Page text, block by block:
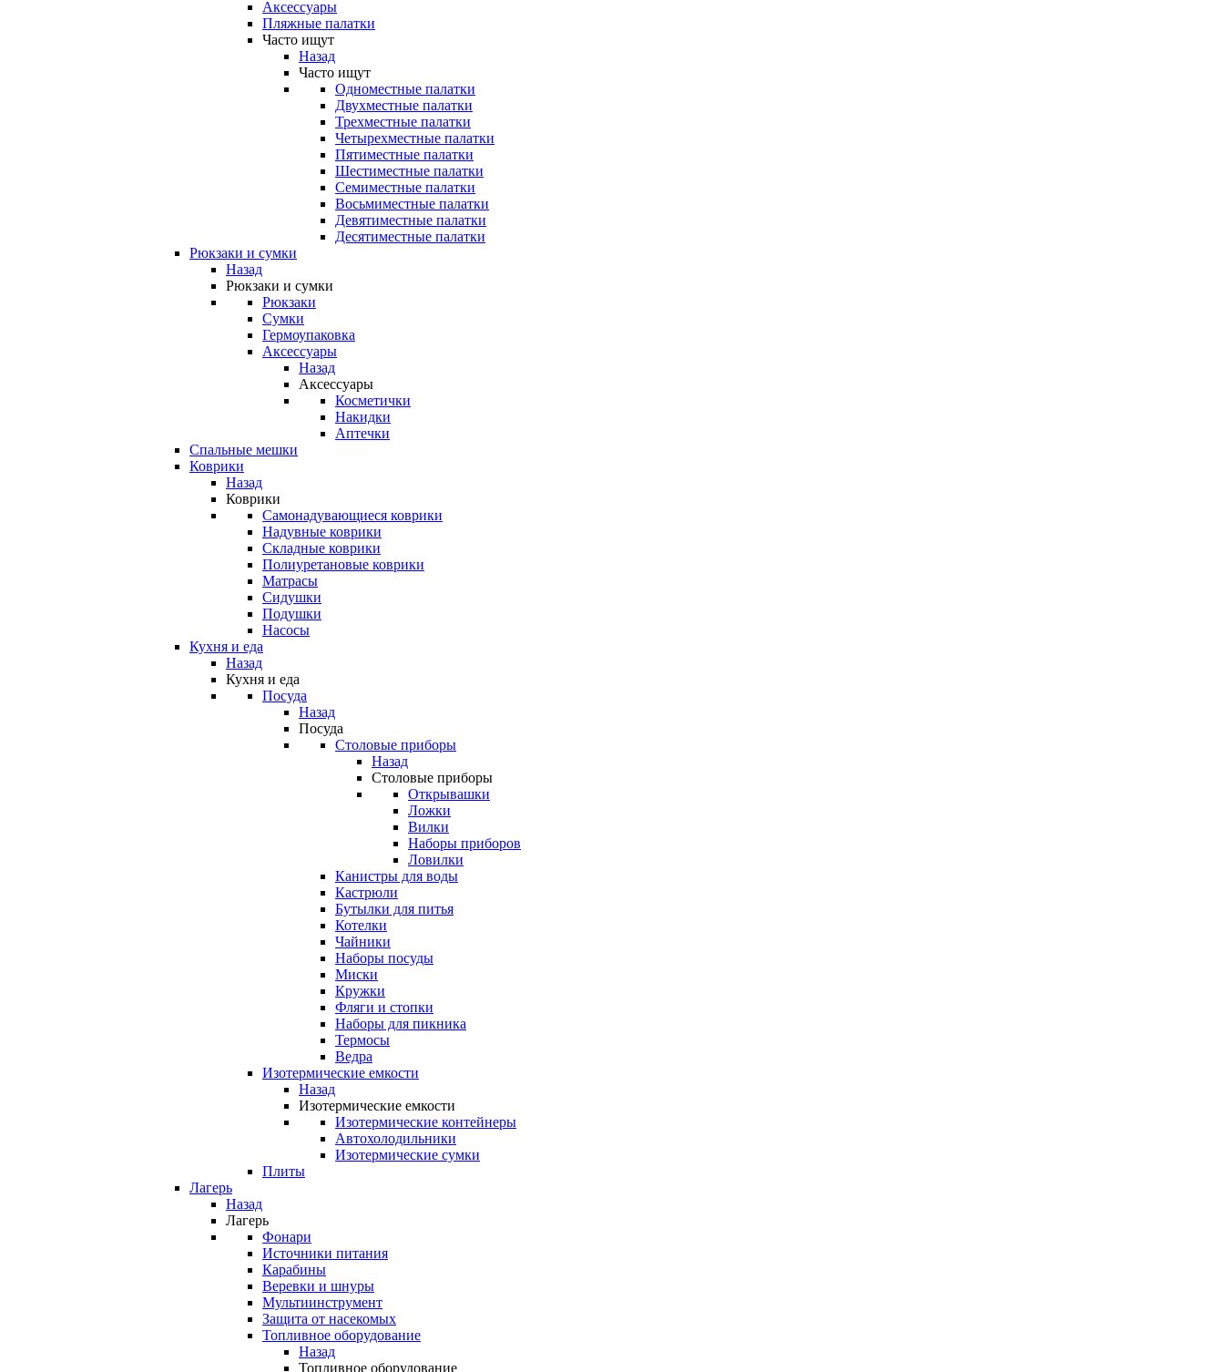
Аксессуары
Пляжные палатки
Часто ищут
Назад
Часто ищут
Одноместные палатки
Двухместные палатки
Трехместные палатки
Четырехместные палатки
Пятиместные палатки
Шестиместные палатки
Семиместные палатки
Восьмиместные палатки
Девятиместные палатки
Десятиместные палатки
Рюкзаки и сумки
Назад
Рюкзаки и сумки
Рюкзаки
Сумки
Гермоупаковка
Аксессуары
Назад
Аксессуары
Косметички
Накидки
Аптечки
Спальные мешки
Коврики
Назад
Коврики
Самонадувающиеся коврики
Надувные коврики
Складные коврики
Полиуретановые коврики
Матрасы
Сидушки
Подушки
Насосы
Кухня и еда
Назад
Кухня и еда
Посуда
Назад
Посуда
Столовые приборы
Назад
Столовые приборы
Открывашки
Ложки
Вилки
Наборы приборов
Ловилки
Канистры для воды
Кастрюли
Бутылки для питья
Котелки
Чайники
Наборы посуды
Миски
Кружки
Фляги и стопки
Наборы для пикника
Термосы
Ведра
Изотермические емкости
Назад
Изотермические емкости
Изотермические контейнеры
Автохолодильники
Изотермические сумки
Плиты
Лагерь
Назад
Лагерь
Фонари
Источники питания
Карабины
Веревки и шнуры
Мультиинструмент
Защита от насекомых
Топливное оборудование
Назад
Топливное оборудование